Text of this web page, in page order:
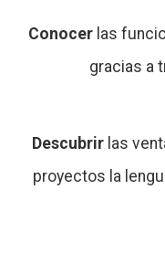
Conocer las
gracias a
Descubrirlas
proyectos la